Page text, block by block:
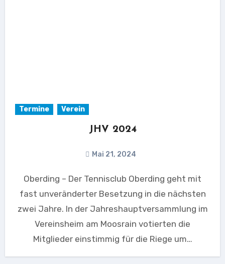
Termine Verein
JHV 2024
Mai 21, 2024
Oberding – Der Tennisclub Oberding geht mit
fast unveränderter Besetzung in die nächsten
zwei Jahre. In der Jahreshauptversammlung im
Vereinsheim am Moosrain votierten die
Mitglieder einstimmig für die Riege um…